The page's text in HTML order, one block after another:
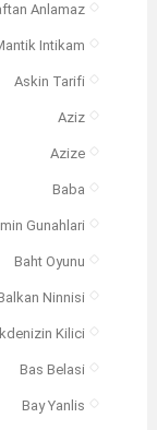
Anlamaz
Intikam
Askin Tarifi
Aziz
Azize
Baba
Gunahlari
Baht Oyunu
Ninnisi
Kilici
Bas Belasi
Bay Yanlis